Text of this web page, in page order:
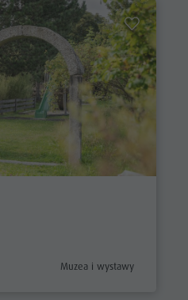
aria.poi_category_prefix
Muzea i wystawy